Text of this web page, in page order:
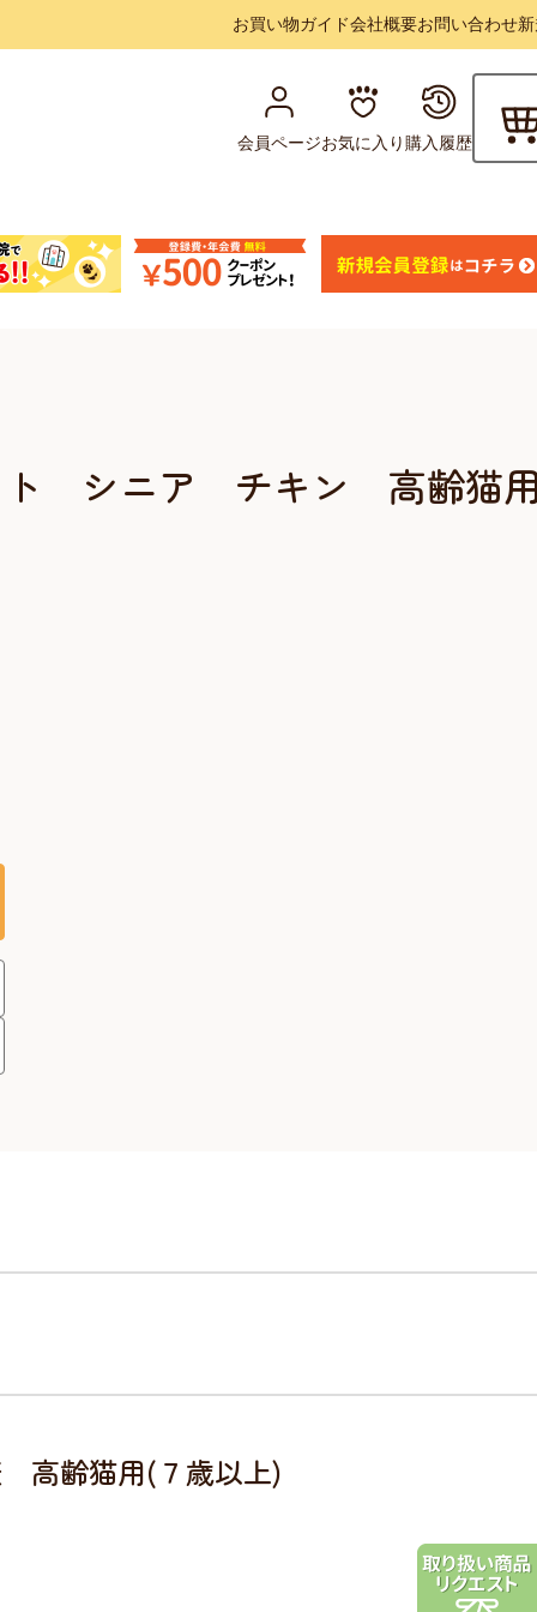
お買い物ガイド会社概要お問い合わせ
会員ページお気に入り購入履歴
ト シニア チキン 高齢
高齢猫用(７歳以上)